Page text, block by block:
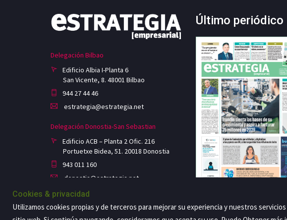
Delegación Bilbao
Edificio Albia I-Planta 6
San Vicente, 8. 48001 Bilbao
944 27 44 46
estrategia@estrategia.net
Delegación Donostia-San Sebastian
Edificio ACB – Planta 2 Ofic. 216
Portuetxe Bidea, 51. 20018 Donostia
943 011 160
donostia@estrategia.net
Último periódico
Cookies & privacidad
Utilizamos cookies propias y de terceros para mejorar su experiencia y nuestros